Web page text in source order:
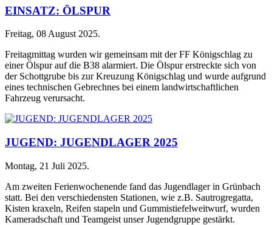
EINSATZ: ÖLSPUR
Freitag, 08 August 2025.
Freitagmittag wurden wir gemeinsam mit der FF Königschlag zu
einer Ölspur auf die B38 alarmiert. Die Ölspur erstreckte sich von
der Schottgrube bis zur Kreuzung Königschlag und wurde aufgrund
eines technischen Gebrechnes bei einem landwirtschaftlichen
Fahrzeug verursacht.
JUGEND: JUGENDLAGER 2025
Montag, 21 Juli 2025.
Am zweiten Ferienwochenende fand das Jugendlager in Grünbach
statt. Bei den verschiedensten Stationen, wie z.B. Sautrogregatta,
Kisten kraxeln, Reifen stapeln und Gummistiefelweitwurf, wurden
Kameradschaft und Teamgeist unser Jugendgruppe gestärkt.